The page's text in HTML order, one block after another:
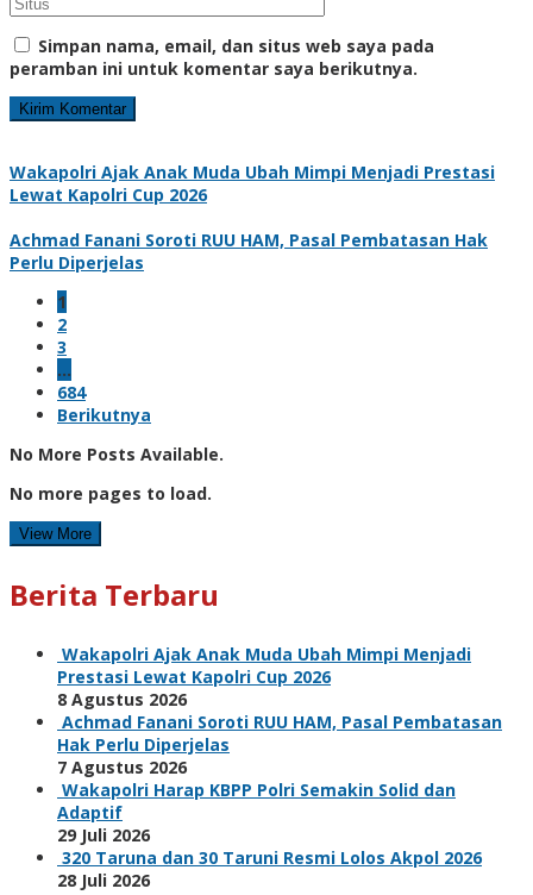
Simpan nama, email, dan situs web saya pada
peramban ini untuk komentar saya berikutnya.
Wakapolri Ajak Anak Muda Ubah Mimpi Menjadi Prestasi
Lewat Kapolri Cup 2026
Achmad Fanani Soroti RUU HAM, Pasal Pembatasan Hak
Perlu Diperjelas
1
2
3
…
684
Berikutnya
No More Posts Available.
No more pages to load.
View More
Berita Terbaru
Wakapolri Ajak Anak Muda Ubah Mimpi Menjadi
Prestasi Lewat Kapolri Cup 2026
8 Agustus 2026
Achmad Fanani Soroti RUU HAM, Pasal Pembatasan
Hak Perlu Diperjelas
7 Agustus 2026
Wakapolri Harap KBPP Polri Semakin Solid dan
Adaptif
29 Juli 2026
320 Taruna dan 30 Taruni Resmi Lolos Akpol 2026
28 Juli 2026